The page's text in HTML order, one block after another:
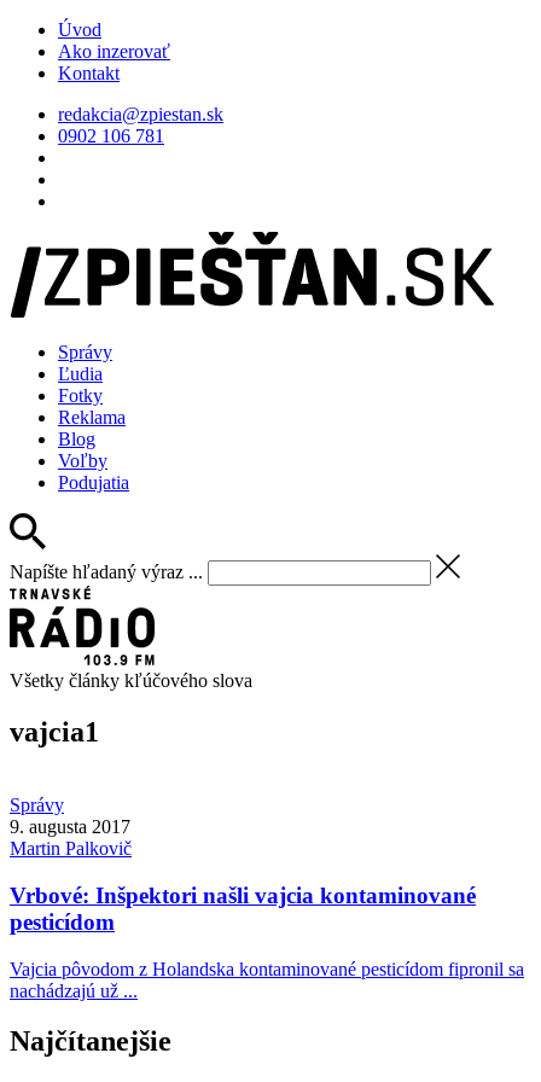
Úvod
Ako inzerovať
Kontakt
redakcia@zpiestan.sk
0902 106 781
Správy
Ľudia
Fotky
Reklama
Blog
Voľby
Podujatia
Napíšte hľadaný výraz ...
Všetky články kľúčového slova
vajcia1
Správy
9. augusta 2017
Martin Palkovič
Vrbové: Inšpektori našli vajcia kontaminované
pesticídom
Vajcia pôvodom z Holandska kontaminované pesticídom fipronil sa
nachádzajú už ...
Najčítanejšie